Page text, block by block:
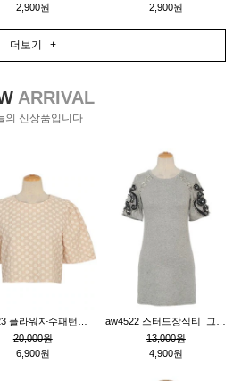
2,900원
2,900원
더보기 +
ARRIVAL
의 신상품입니다
20,000원
6,900원
13,000원
4,900원